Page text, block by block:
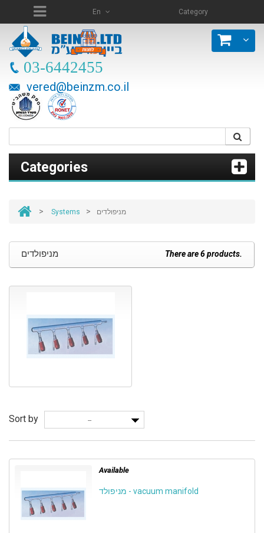
En Category
03-6442455
vered@beinzm.co.il
Categories
> Systems > מניפולדים
מניפולדים There are 6 products.
Sort by --
Available
מניפולד - vacuum manifold